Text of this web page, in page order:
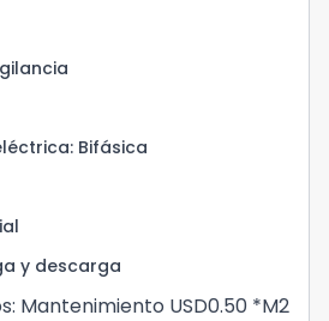
: Bifásica
y descarga
: Mantenimiento USD0.50 *M2